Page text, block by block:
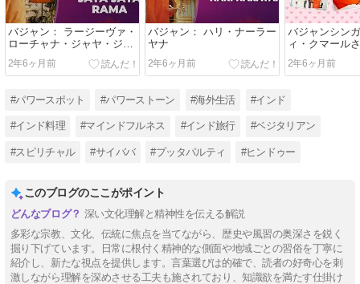
バジャン： ラージーヴァ・
ローチャナ・ジャヤ・ジャ
ヤ・ラーマ
2年6ヶ月前
バジャン： ハリ・ナーラー
ヤナ
2年6ヶ月前
バジャンシン
ィ・クマール
2年6ヶ月前
#パワースポット #パワーストーン #海外生活 #インド
#インド料理 #マインドフルネス #インド旅行 #ベジタリアン
#スピリチャル #サイババ #プッタパルティ #ヒンドゥー
このブログのここがポイント
深い文化理解と精神性を伝える解説
多彩な宗教、文化、伝統に焦点を当てながら、歴史や風習の奥深さを鋭く
掘り下げています。日常に根付く精神的な側面や地域ごとの習俗を丁寧に
紹介し、新たな視点を提供します。言葉選びは的確で、読者の好奇心を刺
激しながら理解を深めさせる工夫も施されており、知識欲を満たす仕掛け